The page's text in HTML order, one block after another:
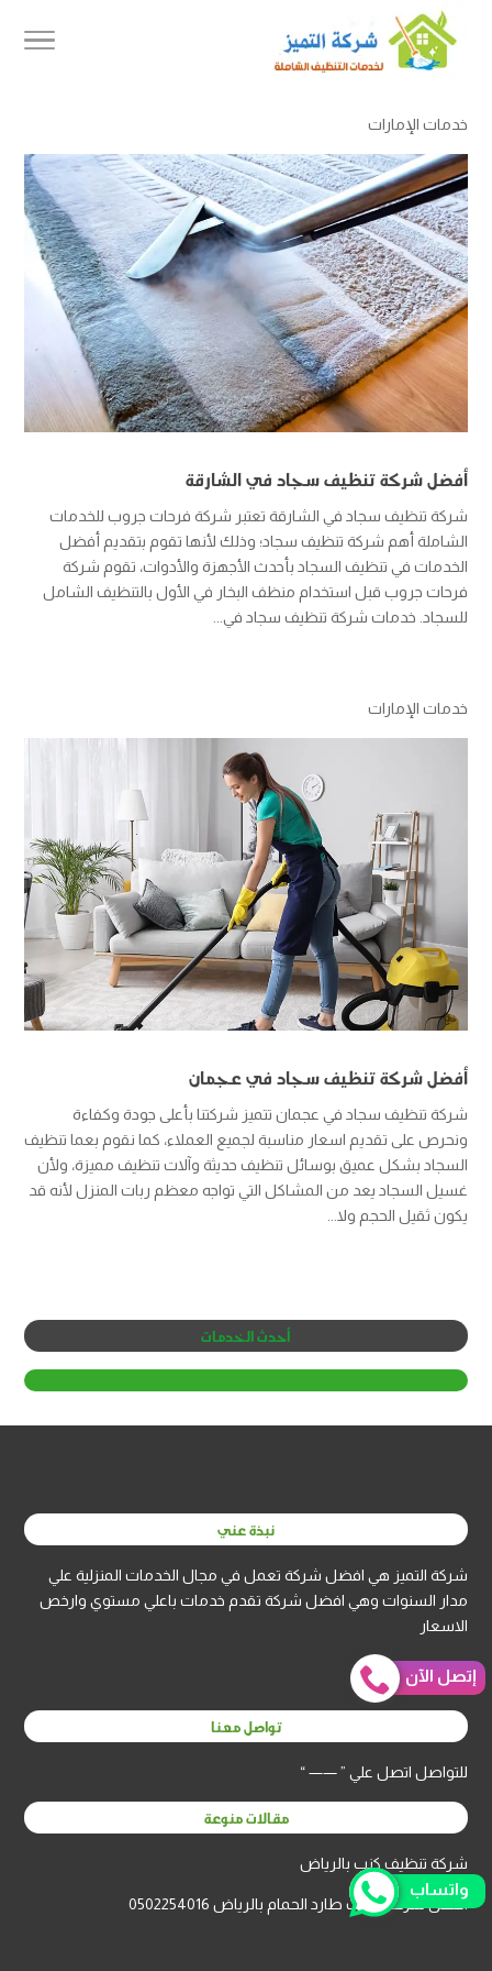
خدمات الإمارات
أفضل شركة تنظيف سجاد في الشارقة
شركة تنظيف سجاد في الشارقة تعتبر شركة فرحات جروب للخدمات
الشاملة أهم شركة تنظيف سجاد؛ وذلك لأنها تقوم بتقديم أفضل
الخدمات في تنظيف السجاد بأحدث الأجهزة والأدوات، تقوم شركة
فرحات جروب قبل استخدام منظف البخار في الأول بالتنظيف الشامل
للسجاد. خدمات شركة تنظيف سجاد في...
خدمات الإمارات
أفضل شركة تنظيف سجاد في عجمان
شركة تنظيف سجاد في عجمان تتميز شركتنا بأعلى جودة وكفاءة
ونحرص على تقديم اسعار مناسبة لجميع العملاء، كما نقوم بعما تنظيف
السجاد بشكل عميق بوسائل تنظيف حديثة وآلات تنظيف مميزة، ولأن
غسيل السجاد يعد من المشاكل التي تواجه معظم ربات المنزل لأنه قد
يكون ثقيل الحجم ولا...
أحدث الخدمات
نبذة عني
شركة التميز هي افضل شركة تعمل في مجال الخدمات المنزلية علي
مدار السنوات وهي افضل شركة تقدم خدمات باعلي مستوي وارخص
الاسعار
تواصل معنا
للتواصل اتصل علي ” —— “
مقالات منوعة
شركة تنظيف كنب بالرياض
افضل شركة تركيب طارد الحمام بالرياض 0502254016
إتصل الآن
واتساب